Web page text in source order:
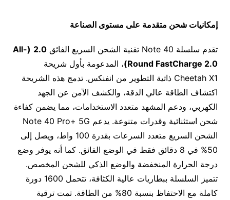
إمكانيات شحن متقدمة على مستوى الصناعة
تقدم سلسلة Note 40 تقنية الشحن السريع الفائق 2.0
(All-
Round FastCharge 2.0) ، المدعومة بأول شريحة
Cheetah X1 ذاتية التطوير من انفنكس. تدمج هذه الشريحة
اكتشاف الطاقة عالي الدقة، والكشف الآمن عن الجهد
الكهربي، ودعم المشهد متعدد الاستخدامات، مما يضمن كفاءة
شحن استثنائية وقدرات متنوعة. يدعم Note 40 Pro+ 5G
الشحن السريع متعدد السرعات بقدرة 100 واط، ويصل إلى
50% في 8 دقائق فقط في الوضع الفائق. كما أنه يوفر وضع
درجة الحرارة المنخفضة والوضع الذكي للشحن المخصص.
تتميز السلسلة ببطاريات عالية الكثافة، تتحمل 1600 دورة
كاملة مع الاحتفاظ بنسبة 80% من الطاقة. تمت ترقية